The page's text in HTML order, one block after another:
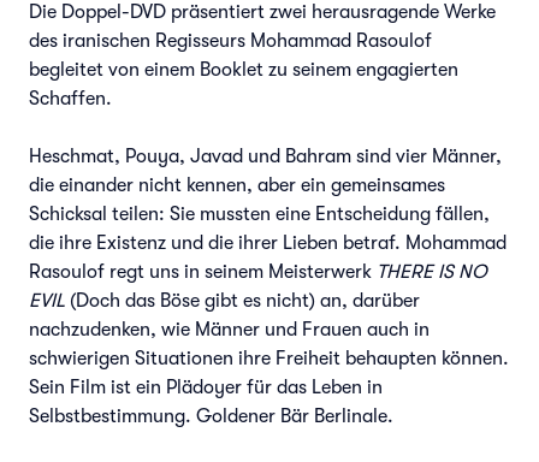
Die Doppel-DVD präsentiert zwei herausragende Werke
des iranischen Regisseurs Mohammad Rasoulof
begleitet von einem Booklet zu seinem engagierten
Schaffen.
Heschmat, Pouya, Javad und Bahram sind vier Männer,
die einander nicht kennen, aber ein gemeinsames
Schicksal teilen: Sie mussten eine Entscheidung fällen,
die ihre Existenz und die ihrer Lieben betraf. Mohammad
Rasoulof regt uns in seinem Meisterwerk THERE IS NO
EVIL (Doch das Böse gibt es nicht) an, darüber
nachzudenken, wie Männer und Frauen auch in
schwierigen Situationen ihre Freiheit behaupten können.
Sein Film ist ein Plädoyer für das Leben in
Selbstbestimmung. Goldener Bär Berlinale.